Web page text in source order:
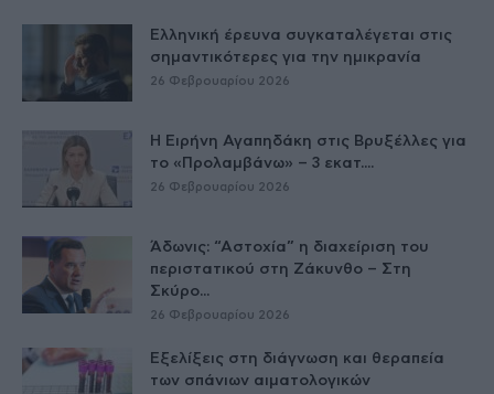
Ελληνική έρευνα συγκαταλέγεται στις
σημαντικότερες για την ημικρανία
26 Φεβρουαρίου 2026
Η Ειρήνη Αγαπηδάκη στις Βρυξέλλες για
το «Προλαμβάνω» – 3 εκατ....
26 Φεβρουαρίου 2026
Άδωνις: “Αστοχία” η διαχείριση του
περιστατικού στη Ζάκυνθο – Στη
Σκύρο...
26 Φεβρουαρίου 2026
Εξελίξεις στη διάγνωση και θεραπεία
των σπάνιων αιματολογικών